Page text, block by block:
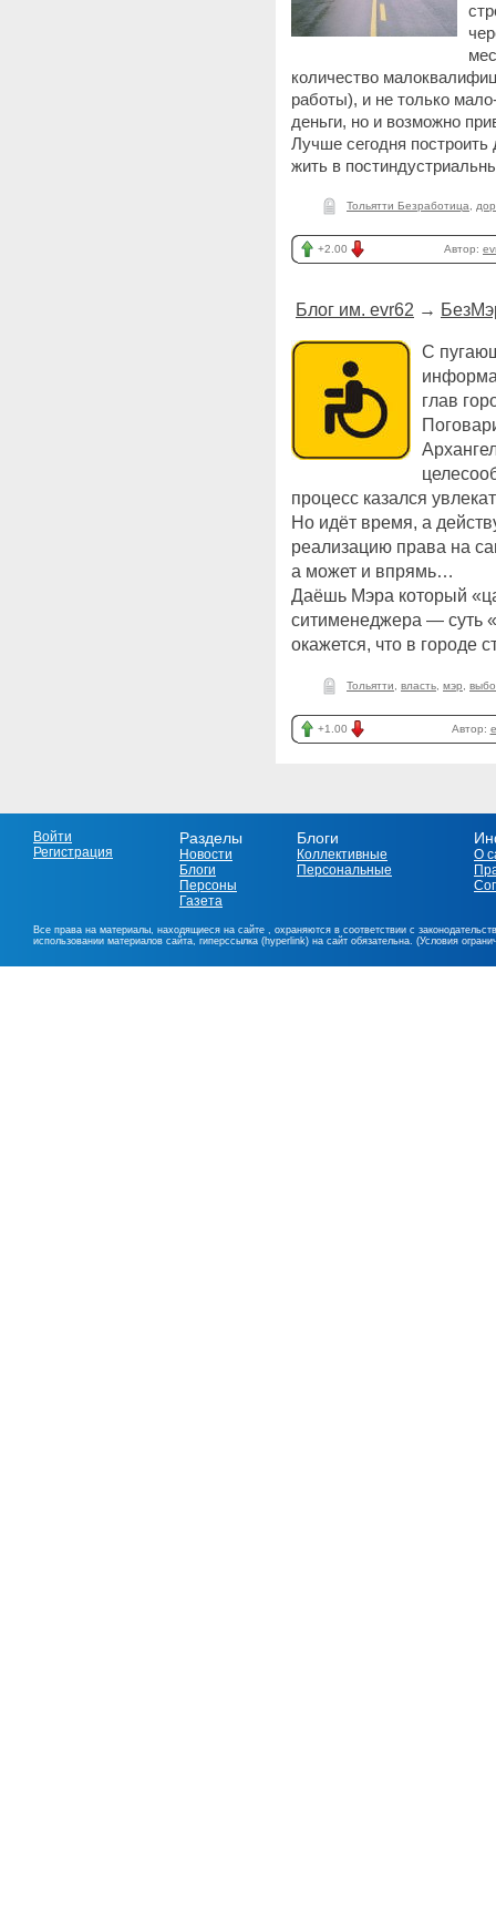
количество
работы), и не только
деньги, но и возможно
Лучше сегодня построить
жить в
Тольятти Безработица
+2.00 Автор:
Блог им. evr62 →
С
глав
процесс казался
Но идёт время, а
реализацию права на
а может и впрямь…
Даёшь Мэра который
ситименеджера — суть
окажется, что в городе
Тольятти власть мэр
+1.00 Автор:
Войти
Регистрация
Разделы
Новости
Блоги
Персоны
Газета
Блоги
Коллективные
Персональные
О
Все права на материалы, находящиеся на сайте , охраняются в соответствии с
использовании материалов сайта, гиперссылка (hyperlink) на сайт обязательна. (Условия